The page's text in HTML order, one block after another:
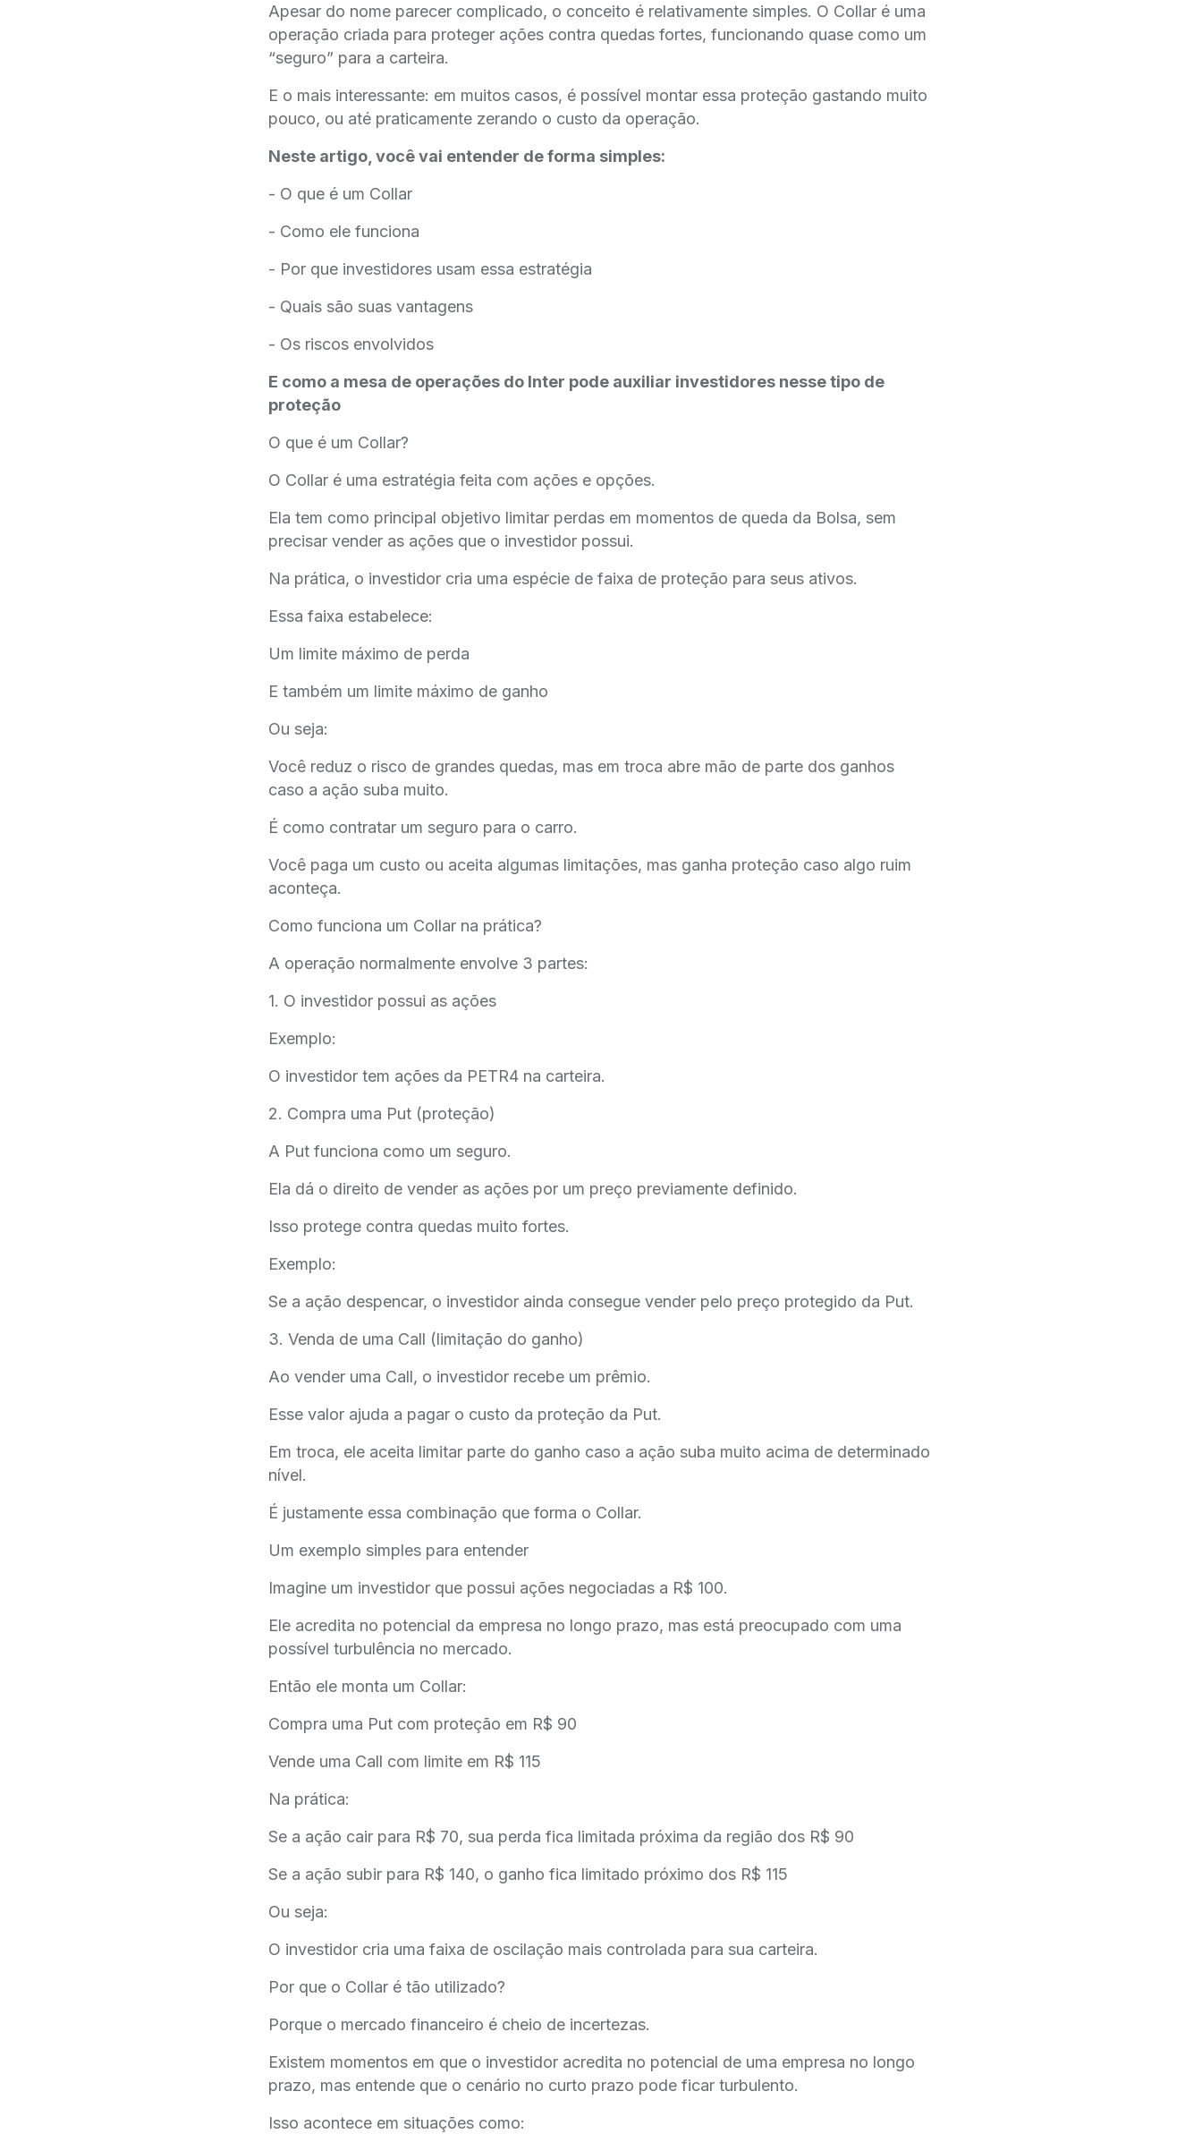
Apesar do nome parecer complicado, o conceito é relativamente simples. O Collar é uma
operação criada para proteger ações contra quedas fortes, funcionando quase como um
“seguro” para a carteira.
E o mais interessante: em muitos casos, é possível montar essa proteção gastando muito
pouco, ou até praticamente zerando o custo da operação.
Neste artigo, você vai entender de forma simples:
- O que é um Collar
- Como ele funciona
- Por que investidores usam essa estratégia
- Quais são suas vantagens
- Os riscos envolvidos
E como a mesa de operações do Inter pode auxiliar investidores nesse tipo de
proteção
O que é um Collar?
O Collar é uma estratégia feita com ações e opções.
Ela tem como principal objetivo limitar perdas em momentos de queda da Bolsa, sem
precisar vender as ações que o investidor possui.
Na prática, o investidor cria uma espécie de faixa de proteção para seus ativos.
Essa faixa estabelece:
Um limite máximo de perda
E também um limite máximo de ganho
Ou seja:
Você reduz o risco de grandes quedas, mas em troca abre mão de parte dos ganhos
caso a ação suba muito.
É como contratar um seguro para o carro.
Você paga um custo ou aceita algumas limitações, mas ganha proteção caso algo ruim
aconteça.
Como funciona um Collar na prática?
A operação normalmente envolve 3 partes:
1. O investidor possui as ações
Exemplo:
O investidor tem ações da PETR4 na carteira.
2. Compra uma Put (proteção)
A Put funciona como um seguro.
Ela dá o direito de vender as ações por um preço previamente definido.
Isso protege contra quedas muito fortes.
Exemplo:
Se a ação despencar, o investidor ainda consegue vender pelo preço protegido da Put.
3. Venda de uma Call (limitação do ganho)
Ao vender uma Call, o investidor recebe um prêmio.
Esse valor ajuda a pagar o custo da proteção da Put.
Em troca, ele aceita limitar parte do ganho caso a ação suba muito acima de determinado
nível.
É justamente essa combinação que forma o Collar.
Um exemplo simples para entender
Imagine um investidor que possui ações negociadas a R$ 100.
Ele acredita no potencial da empresa no longo prazo, mas está preocupado com uma
possível turbulência no mercado.
Então ele monta um Collar:
Compra uma Put com proteção em R$ 90
Vende uma Call com limite em R$ 115
Na prática:
Se a ação cair para R$ 70, sua perda fica limitada próxima da região dos R$ 90
Se a ação subir para R$ 140, o ganho fica limitado próximo dos R$ 115
Ou seja:
O investidor cria uma faixa de oscilação mais controlada para sua carteira.
Por que o Collar é tão utilizado?
Porque o mercado financeiro é cheio de incertezas.
Existem momentos em que o investidor acredita no potencial de uma empresa no longo
prazo, mas entende que o cenário no curto prazo pode ficar turbulento.
Isso acontece em situações como: